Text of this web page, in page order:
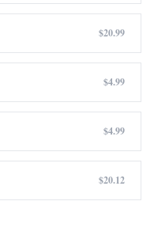
$20.99
$4.99
$4.99
$20.12